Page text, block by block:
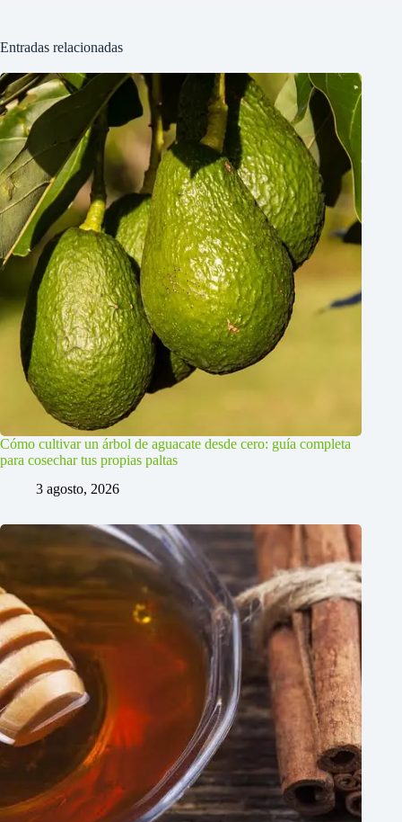
Entradas relacionadas
Cómo cultivar un árbol de aguacate desde cero: guía completa
para cosechar tus propias paltas
3 agosto, 2026